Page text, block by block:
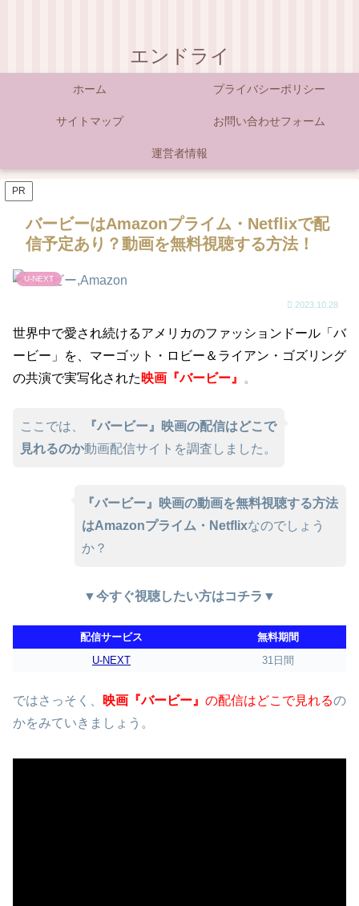
エンドライ
ホーム プライバシーポリシー
サイトマップ お問い合わせフォーム
運営者情報
PR
バービーはAmazonプライム・Netflixで配
信予定あり？動画を無料視聴する方法！
U-NEXT
2023.10.28
世界中で愛され続けるアメリカのファッションドール「バ
ービー」を、マーゴット・ロビー＆ライアン・ゴズリング
の共演で実写化された 映画『バービー』 。
ここでは、
『バービー』映画の配信はどこで
見れるのか動画配信サイトを調査しました。
『バービー』映画の動画を無料視聴する方法
はAmazonプライム・Netflixなのでしょう
か？
▼今すぐ視聴したい方はコチラ▼
配信サービス
無料期間
U-NEXT
31日間
ではさっそく、 映画『バービー』 の配信はどこで見れるの
かをみていきましょう。